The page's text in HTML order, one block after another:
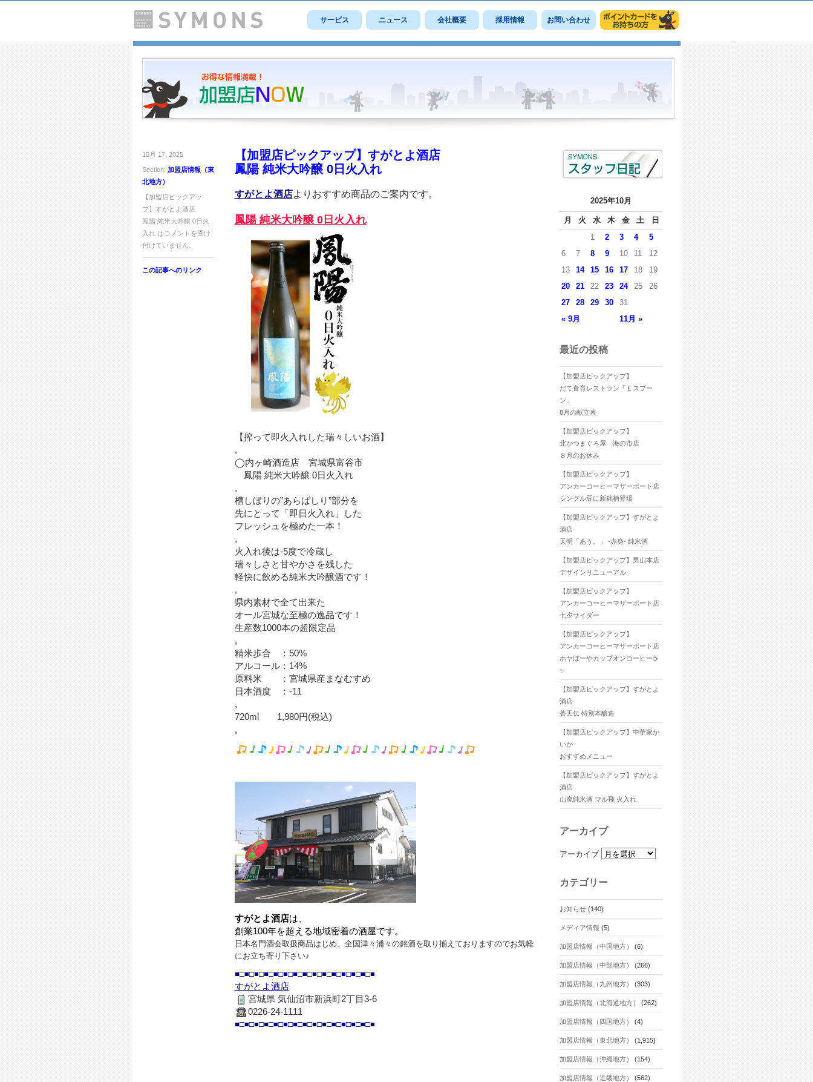
サービス ニュース 会社概要 採用情報 お問い合わせ
10月 17, 2025
Section: 加盟店情報（東
北地方）
【加盟店ピックアッ
プ】すがとよ酒店
鳳陽 純米大吟醸 0日火
入れ は コメントを受け
付けていません。
この記事へのリンク
【加盟店ピックアップ】すがとよ酒店
鳳陽 純米大吟醸 0日火入れ
すがとよ酒店よりおすすめ商品のご案内です。
鳳陽 純米大吟醸 0日火入れ
【搾って即火入れした瑞々しいお酒】
,
◯内ヶ崎酒造店 宮城県富谷市
鳳陽 純米大吟醸 0日火入れ
,
槽しぼりの”あらばしり”部分を
先にとって「即日火入れ」した
フレッシュを極めた一本！
,
火入れ後は-5度で冷蔵し
瑞々しさと甘やかさを残した
軽快に飲める純米大吟醸酒です！
,
県内素材で全て出来た
オール宮城な至極の逸品です！
生産数1000本の超限定品
,
精米歩合 ：50%
アルコール：14%
原料米 ：宮城県産まなむすめ
日本酒度 ：-11
,
720ml 1,980円(税込)
,
すがとよ酒店は、
創業100年を超える地域密着の酒屋です。
日本名門酒会取扱商品はじめ、全国津々浦々の銘酒を取り揃えておりますのでお気軽
にお立ち寄り下さい♪
■□■□■□■□■□■□■□■□■□■□■□■□■□■□■
すがとよ酒店
宮城県 気仙沼市新浜町2丁目3-6
0226-24-1111
■□■□■□■□■□■□■□■□■□■□■□■□■□■□■
2025年10月
月 火 水 木 金 土 日
« 9月 11月 »
1 2 3 4
5
6
7 8 9 10 11
12
13
14 15 16 17 18
19
20
21 22 23 24 25
26
27
28 29 30 31
最近の投稿
【加盟店ピックアップ】
だて食育レストラン「Ｅスプー
ン」
8月の献立表
【加盟店ピックアップ】
北かつまぐろ屋 海の市店
８月のお休み
【加盟店ピックアップ】
アンカーコーヒーマザーポート店
シングル豆に新銘柄登場
【加盟店ピックアップ】すがとよ
酒店
天明「あう。」 -赤身- 純米酒
【加盟店ピックアップ】男山本店
デザインリニューアル
【加盟店ピックアップ】
アンカーコーヒーマザーポート店
七夕サイダー
【加盟店ピックアップ】
アンカーコーヒーマザーポート店
ホヤぼーやカップオンコーヒー☕
✨
【加盟店ピックアップ】すがとよ
酒店
蒼天伝 特別本醸造
【加盟店ピックアップ】中華家か
いか
おすすめメニュー
【加盟店ピックアップ】すがとよ
酒店
山廃純米酒 マル飛 火入れ
アーカイブ
アーカイブ
カテゴリー
お知らせ(140)
メディア情報 (5)
加盟店情報（中国地方） (6)
加盟店情報（中部地方） (266)
加盟店情報（九州地方） (303)
加盟店情報（北海道地方） (262)
加盟店情報（四国地方） (4)
加盟店情報（東北地方） (1,915)
加盟店情報（沖縄地方） (154)
加盟店情報（近畿地方） (562)